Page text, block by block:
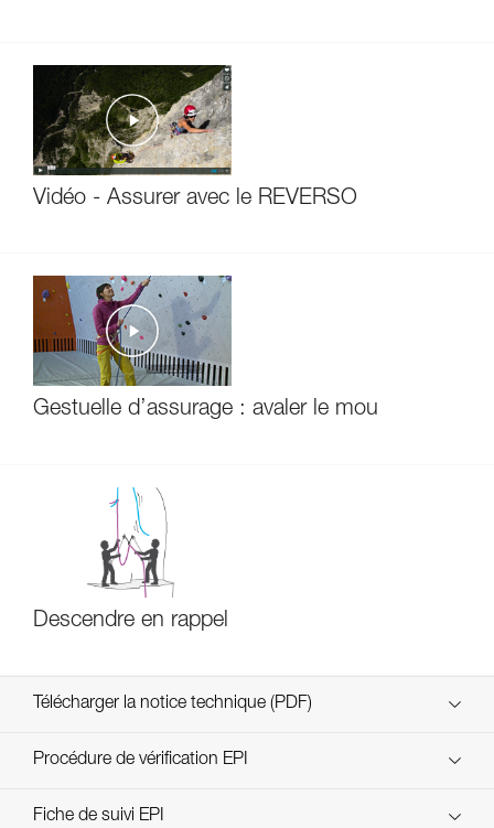
Vidéo - Assurer avec le REVERSO
Gestuelle d’assurage : avaler le mou
Descendre en rappel
Télécharger la notice technique (PDF)
Technical Notice
Procédure de vérification EPI
verif-EPI-assureur-procedure-FR
Fiche de suivi EPI